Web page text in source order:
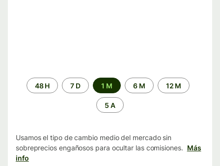
Periodo48 H 7 D 1 M 6 M 12 M
5 A
Usamos el tipo de cambio medio del mercado sin
sobreprecios engañosos para ocultar las comisiones. Más
info